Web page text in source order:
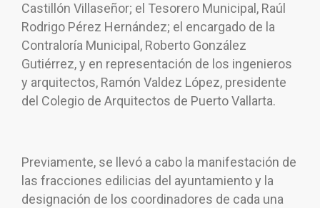
Castillón Villaseñor; el Tesorero Municipal, Raúl
Rodrigo Pérez Hernández; el encargado de la
Contraloría Municipal, Roberto González
Gutiérrez, y en representación de los ingenieros
y arquitectos, Ramón Valdez López, presidente
del Colegio de Arquitectos de Puerto Vallarta.
Previamente, se llevó a cabo la manifestación de
las fracciones edilicias del ayuntamiento y la
designación de los coordinadores de cada una